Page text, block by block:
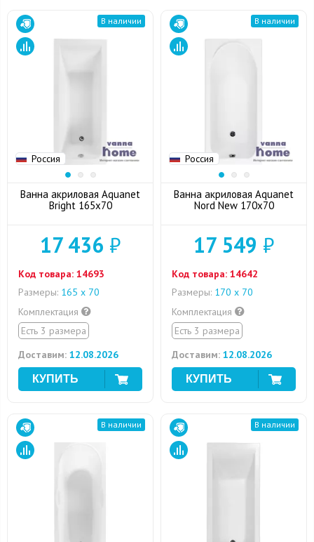
Россия
В наличии
Ванна акриловая Aquanet
Bright 165x70
17 436 ₽
Код товара: 14693
Размеры: 165 x 70
Комплектация
Есть 3 размера
Доставим: 12.08.2026
Россия
В наличии
Ванна акриловая Aquanet
Nord New 170x70
17 549 ₽
Код товара: 14642
Размеры: 170 х 70
Комплектация
Есть 3 размера
Доставим: 12.08.2026
В наличии В наличии